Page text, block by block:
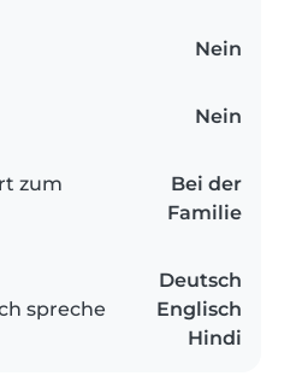
Nein
Nein
zum
Bei der
Familie
spreche
Deutsch
Englisch
Hindi